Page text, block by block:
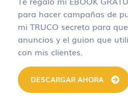
para hacer campañas de
mi TRUCO secreto para
anuncios y el guion que
con mis clientes.
DESCARGAR AHORA